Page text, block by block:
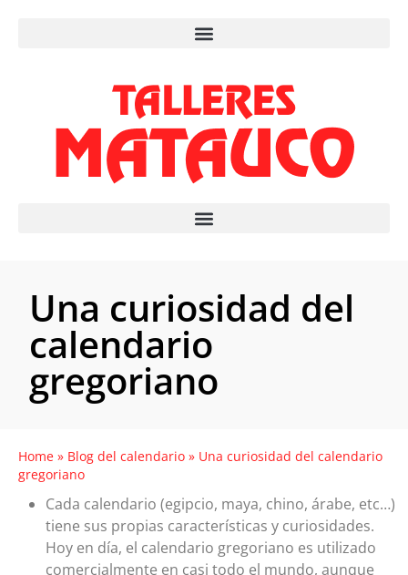
Una curiosidad del
calendario
gregoriano
Home » Blog del calendario » Una curiosidad del calendario
gregoriano
Cada calendario (egipcio, maya, chino, árabe, etc…)
tiene sus propias características y curiosidades.
Hoy en día, el calendario gregoriano es utilizado
comercialmente en casi todo el mundo, aunque